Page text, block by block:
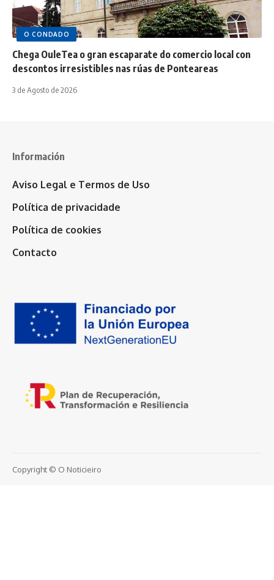
O CONDADO
Chega OuleTea o gran escaparate do comercio local con
descontos irresistibles nas rúas de Ponteareas
3 de Agosto de 2026
Información
Aviso Legal e Termos de Uso
Política de privacidade
Política de cookies
Contacto
Copyright © O Noticieiro